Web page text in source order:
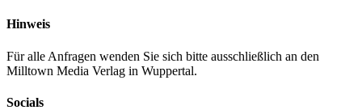
Hinweis
Für alle Anfragen wenden Sie sich bitte ausschließlich an den
Milltown Media Verlag in Wuppertal.
Socials